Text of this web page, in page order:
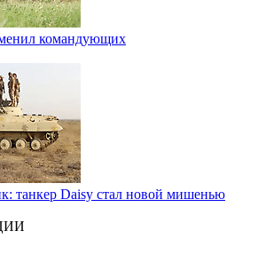
командующих
танкер Daisy стал новой мишенью